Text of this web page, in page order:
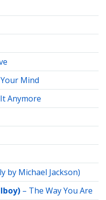
Mind
Anymore
by Michael Jackson)
– The Way You Are